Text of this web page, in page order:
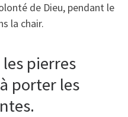
de Dieu, pendant le
la chair.
pierres
porter les